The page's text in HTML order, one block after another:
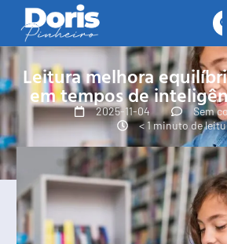
Leitura melhora
em tempos de
2025-11-04
Sem
< 1 minuto de